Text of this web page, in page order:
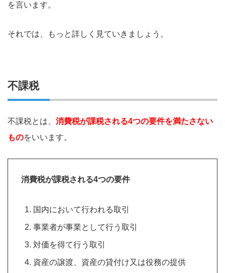
を言います。
それでは、もっと詳しく見ていきましょう。
不課税
不課税とは、 消費税が課税される4つの要件を満たさない
ものをいいます。
消費税が課税される4つの要件
国内において行われる取引
事業者が事業として行う取引
対価を得て行う取引
資産の譲渡、資産の貸付け又は役務の提供